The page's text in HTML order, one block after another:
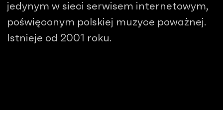
jedynym w sieci serwisem internetowym,
poświęconym polskiej muzyce poważnej.
Istnieje od 2001 roku.